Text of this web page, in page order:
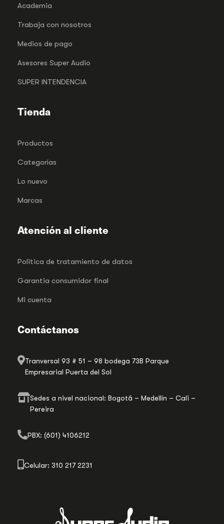
Academia
Trabaja con nosotros
Medios de pago
Asesores Super Audio
SUPER INTENDENCIA
Tienda
Productos
Categorías
Lo nuevo
Marcas
Atención al cliente
Politica de tratamiento de datos
Garantia consumidor final
Mi cuenta
Contáctanos
Tranversal 93 # 51 – 98 bodega 73B Parque
Empresarial Puerta del Sol
Sedes a nivel nacional: Bogotá – Medellín – Cali –
Pereira
PBX: (601) 4106212
Celular: 310 217 2231